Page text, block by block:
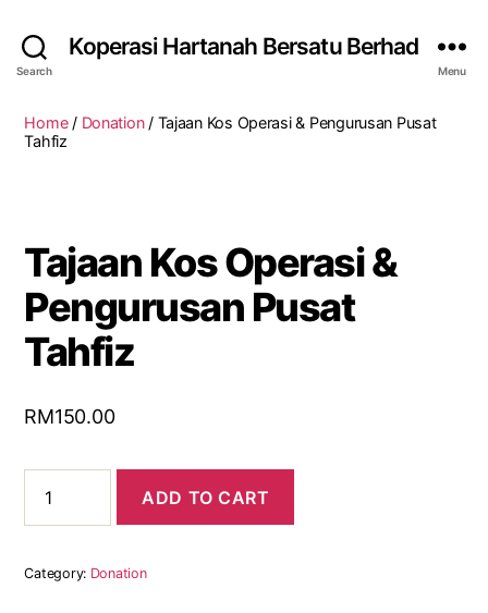
Search
Koperasi Hartanah Bersatu Berhad
Menu
Home/ Donation/ Tajaan Kos Operasi & Pengurusan Pusat
Tahfiz
Tajaan Kos Operasi &
Pengurusan Pusat
Tahfiz
RM150.00
ADD TO CART
Category: Donation